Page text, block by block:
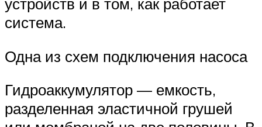
система.
Одна из схем подключения насоса
Гидроаккумулятор — емкость,
разделенная эластичной грушей